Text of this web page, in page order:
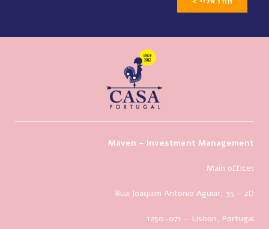
Maven – Investment Management
Main office:
Rua Joaquim Antonio Aguiar, 35 – 2D
1250-071 – Lisbon, Portugal